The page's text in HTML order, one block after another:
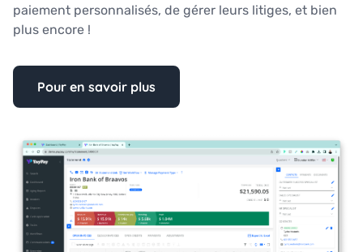
paiement personnalisés, de gérer leurs litiges, et bien
plus encore !
Pour en savoir plus